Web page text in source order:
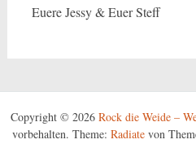
Euere Jessy & Euer Steff
Copyright © 2026 Rock die Weide –
vorbehalten. Theme: Radiatevon